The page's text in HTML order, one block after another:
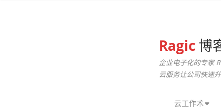
Ragic 博
企业电子化的专家
云服务让公司快速
云工作术